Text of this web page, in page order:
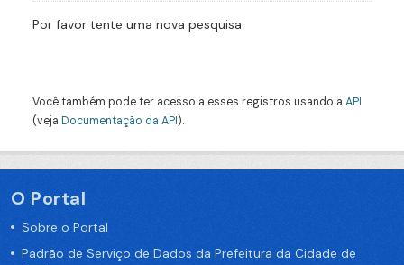
Por favor tente uma nova pesquisa.
Você também pode ter acesso a esses registros usando a API
(veja Documentação da API).
O Portal
Sobre o Portal
Padrão de Serviço de Dados da Prefeitura da Cidade de